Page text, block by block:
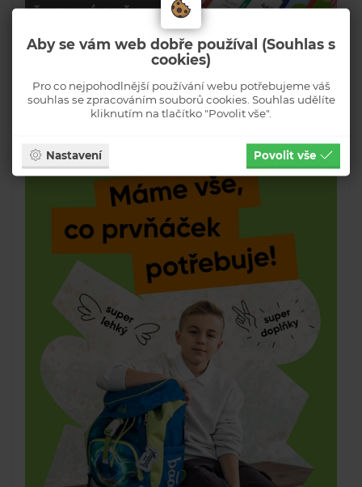
Aby se vám web dobře používal (Souhlas s
cookies)
Pro co nejpohodlnější používání webu potřebujeme váš
souhlas se zpracováním souborů cookies. Souhlas udělíte
kliknutím na tlačítko "Povolit vše".
Nastavení Povolit vše